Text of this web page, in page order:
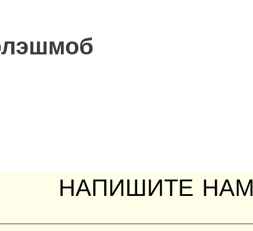
НАПИШИТЕ НАМ